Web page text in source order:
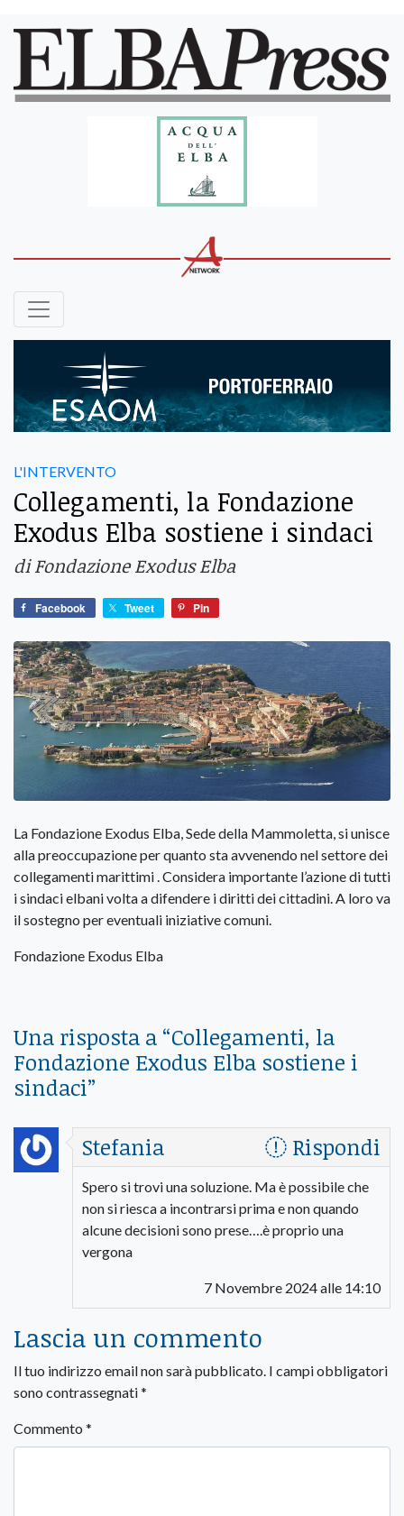
L'INTERVENTO
Collegamenti, la Fondazione
Exodus Elba sostiene i sindaci
di Fondazione Exodus Elba
Facebook Tweet Pin
La Fondazione Exodus Elba, Sede della Mammoletta, si unisce
alla preoccupazione per quanto sta avvenendo nel settore dei
collegamenti marittimi . Considera importante l’azione di tutti
i sindaci elbani volta a difendere i diritti dei cittadini. A loro va
il sostegno per eventuali iniziative comuni.
Fondazione Exodus Elba
Una risposta a “Collegamenti, la
Fondazione Exodus Elba sostiene i
sindaci”
Stefania
Rispondi
Spero si trovi una soluzione. Ma è possibile che
non si riesca a incontrarsi prima e non quando
alcune decisioni sono prese….è proprio una
vergona
7 Novembre 2024 alle 14:10
Lascia un commento
Il tuo indirizzo email non sarà pubblicato. I campi obbligatori
sono contrassegnati*
Commento *